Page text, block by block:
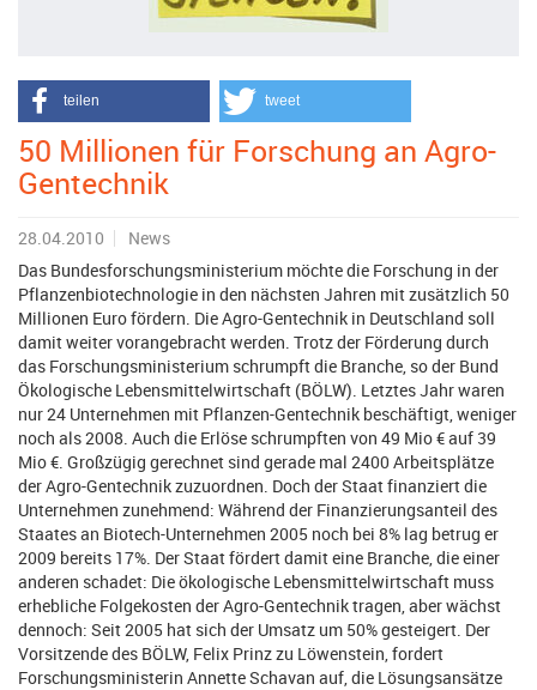
teilen tweet
50 Millionen für Forschung an Agro-
Gentechnik
28.04.2010
News
Das Bundesforschungsministerium möchte die Forschung in der
Pflanzenbiotechnologie in den nächsten Jahren mit zusätzlich 50
Millionen Euro fördern. Die Agro-Gentechnik in Deutschland soll
damit weiter vorangebracht werden. Trotz der Förderung durch
das Forschungsministerium schrumpft die Branche, so der Bund
Ökologische Lebensmittelwirtschaft (BÖLW). Letztes Jahr waren
nur 24 Unternehmen mit Pflanzen-Gentechnik beschäftigt, weniger
noch als 2008. Auch die Erlöse schrumpften von 49 Mio € auf 39
Mio €. Großzügig gerechnet sind gerade mal 2400 Arbeitsplätze
der Agro-Gentechnik zuzuordnen. Doch der Staat finanziert die
Unternehmen zunehmend: Während der Finanzierungsanteil des
Staates an Biotech-Unternehmen 2005 noch bei 8% lag betrug er
2009 bereits 17%. Der Staat fördert damit eine Branche, die einer
anderen schadet: Die ökologische Lebensmittelwirtschaft muss
erhebliche Folgekosten der Agro-Gentechnik tragen, aber wächst
dennoch: Seit 2005 hat sich der Umsatz um 50% gesteigert. Der
Vorsitzende des BÖLW, Felix Prinz zu Löwenstein, fordert
Forschungsministerin Annette Schavan auf, die Lösungsansätze